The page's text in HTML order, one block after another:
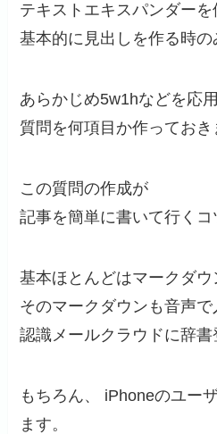
テキストエキスパンダーを
基本的に見出しを作る時の
あらかじめ5w1hなどを応
質問を何項目か作っておき
この質問の作成が
記事を簡単に書いて行くコ
基本ほとんどはマークダ
そのマークダウンも音声
認識メールクラウドに辞書
もちろん、 iPhoneのユー
ます。